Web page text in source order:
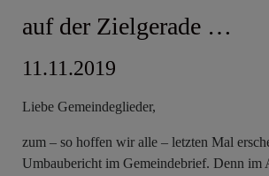
auf der Zielgerade …
11.11.2019
Liebe Gemeindeglieder,
zum – so hoffen wir alle – letzten Mal
Umbaubericht im Gemeindebrief. Denn im